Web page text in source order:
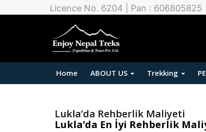
Licence No. 6204 | Pan : 606805825
Home ABOUT US Trekking
Lukla’da Rehberlik Maliyeti
Lukla’da En İyi Rehberlik